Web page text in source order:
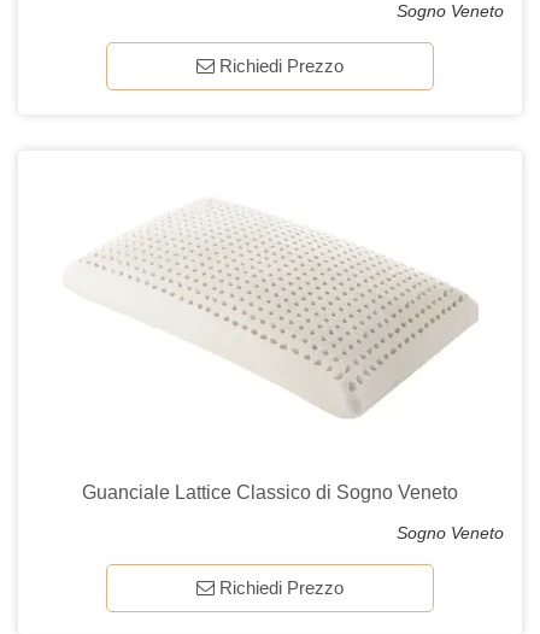
Sogno Veneto
Richiedi Prezzo
Guanciale Lattice Classico di Sogno Veneto
Sogno Veneto
Richiedi Prezzo